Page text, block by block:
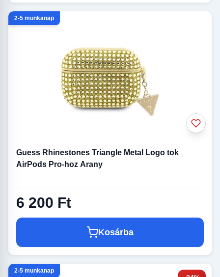
2-5 munkanap
Guess Rhinestones Triangle Metal Logo tok
AirPods Pro-hoz Arany
6 200 Ft
Kosárba
2-5 munkanap